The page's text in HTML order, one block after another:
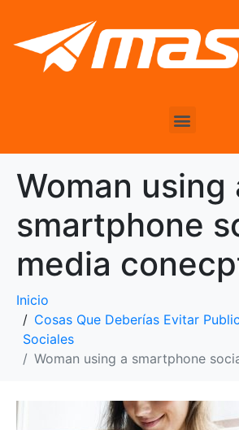
Woman using
smartphone
media
Inicio
Cosas Que Deberías Evitar
Sociales
Woman using a smartphone